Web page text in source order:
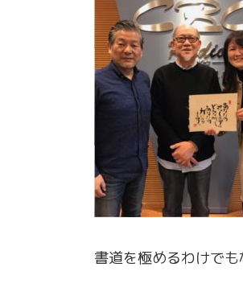
書道を極めるわけでも